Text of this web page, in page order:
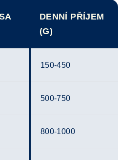
DENNÍ PŘÍJEM
(G)
150-450
500-750
800-1000